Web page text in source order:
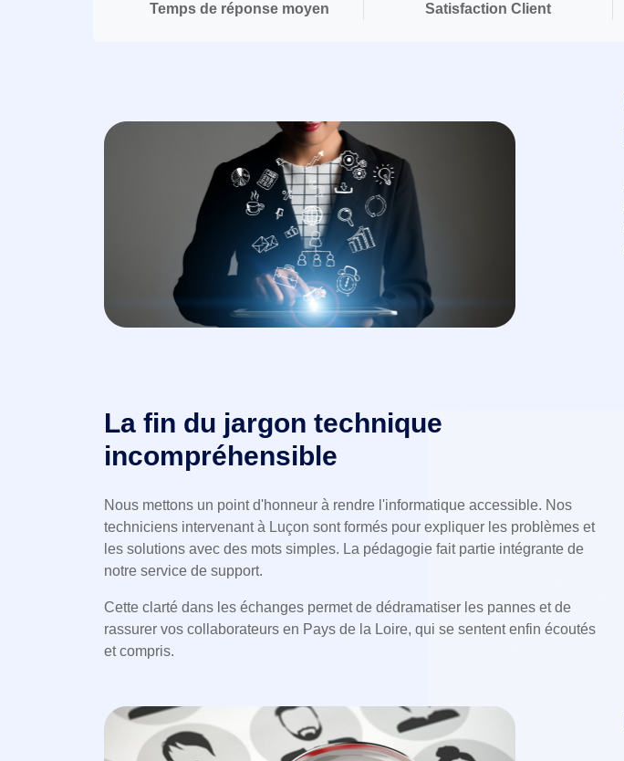
Temps de réponse moyen Satisfaction Client
La fin du jargon technique
incompréhensible
Nous mettons un point d'honneur à rendre l'informatique accessible. Nos
techniciens intervenant à Luçon sont formés pour expliquer les problèmes et
les solutions avec des mots simples. La pédagogie fait partie intégrante de
notre service de support.
Cette clarté dans les échanges permet de dédramatiser les pannes et de
rassurer vos collaborateurs en Pays de la Loire, qui se sentent enfin écoutés
et compris.